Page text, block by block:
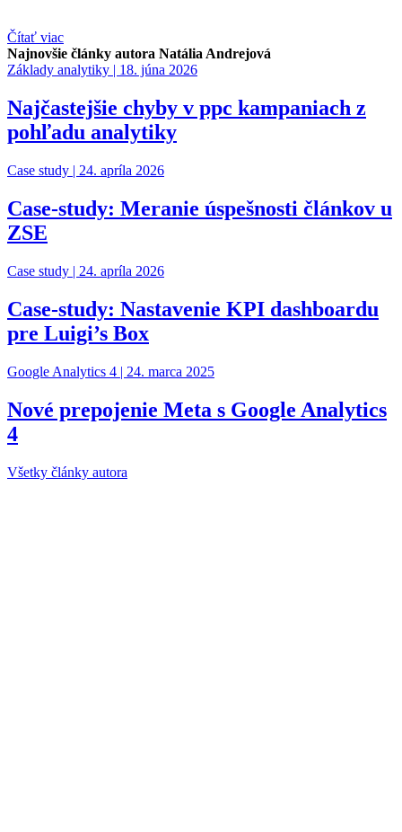
Čítať viac
Najnovšie články autora Natália Andrejová
Základy analytiky | 18. júna 2026
Najčastejšie chyby v ppc kampaniach z
pohľadu analytiky
Case study | 24. apríla 2026
Case-study: Meranie úspešnosti článkov u
ZSE
Case study | 24. apríla 2026
Case-study: Nastavenie KPI dashboardu
pre Luigi’s Box
Google Analytics 4 | 24. marca 2025
Nové prepojenie Meta s Google Analytics
4
Všetky články autora